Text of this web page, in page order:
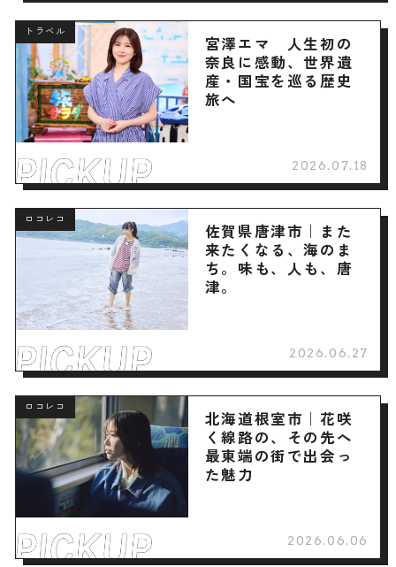
トラベル
宮澤エマ 人生初の
奈良に感動、世界遺
産・国宝を巡る歴史
旅へ
2026.07.18
ロコレコ
佐賀県唐津市｜また
来たくなる、海のま
ち。味も、人も、唐
津。
2026.06.27
ロコレコ
北海道根室市｜花咲
く線路の、その先へ
最東端の街で出会っ
た魅力
2026.06.06